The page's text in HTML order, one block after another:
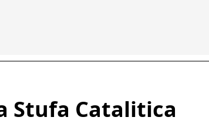
Stufa Catalitica